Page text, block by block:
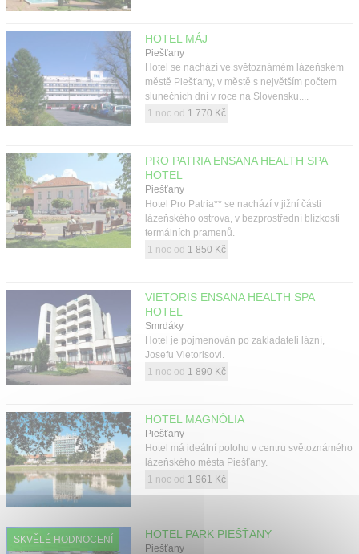
HOTEL MÁJ
Piešťany
Hotel se nachází ve světoznámém lázeňském
městě Piešťany, v městě s největším počtem
slunečních dní v roce na Slovensku....
1 noc od 1 770 Kč
PRO PATRIA ENSANA HEALTH SPA
HOTEL
Piešťany
Hotel Pro Patria** se nachází v jižní části
lázeňského ostrova, v bezprostřední blízkosti
termálních pramenů.
1 noc od 1 850 Kč
VIETORIS ENSANA HEALTH SPA
HOTEL
Smrdáky
Hotel je pojmenován po zakladateli lázní,
Josefu Vietorisovi.
1 noc od 1 890 Kč
HOTEL MAGNÓLIA
Piešťany
Hotel má ideální polohu v centru světoznámého
lázeňského města Piešťany.
1 noc od 1 961 Kč
SKVĚLÉ HODNOCENÍ HOTEL PARK PIEŠŤANY
Piešťany